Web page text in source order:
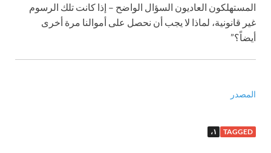
المستهلكون العاديون السؤال الواضح – إذا كانت تلك الرسوم
غير قانونية، لماذا لا يجب أن نحصل على أموالنا مرة أخرى
أيضاً؟”
المصدر
TAGGED ١،